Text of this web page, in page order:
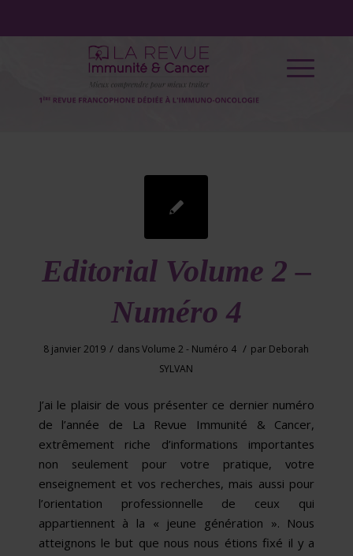
Editorial Volume 2 –
Numéro 4
8 janvier 2019 / dansVolume 2 - Numéro 4 / par Deborah
SYLVAN
J’ai le plaisir de vous présenter ce dernier numéro
de l’année de La Revue Immunité & Cancer,
extrêmement riche d’informations importantes
non seulement pour votre pratique, votre
enseignement et vos recherches, mais aussi pour
l’orientation professionnelle de ceux qui
appartiennent à la « jeune génération ». Nous
atteignons le but que nous nous étions fixé il y a